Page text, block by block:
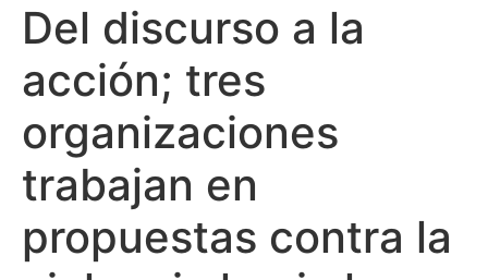
Del discurso a la
acción; tres
organizaciones
trabajan en
propuestas contra la